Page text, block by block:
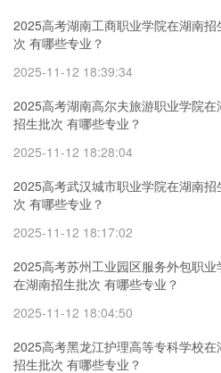
2025高考湖南工商职业学院在湖南招
次 有哪些专业？
2025-11-12 18:39:34
2025高考湖南高尔夫旅游职业学院在
招生批次 有哪些专业？
2025-11-12 18:28:04
2025高考武汉城市职业学院在湖南招
次 有哪些专业？
2025-11-12 18:17:02
2025高考苏州工业园区服务外包职业
在湖南招生批次 有哪些专业？
2025-11-12 18:04:50
2025高考黑龙江护理高等专科学校在
招生批次 有哪些专业？